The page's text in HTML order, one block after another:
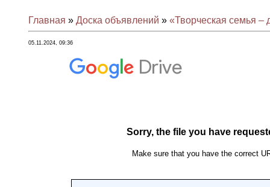
Главная » Доска объявлений » «Творческая семья –
05.11.2024, 09:36